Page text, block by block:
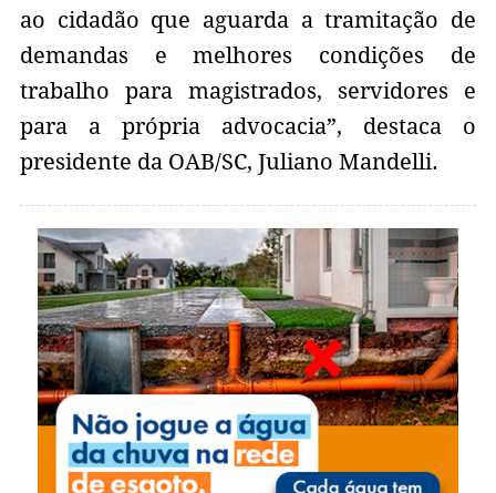
ao cidadão que aguarda a tramitação de
demandas e melhores condições de
trabalho para magistrados, servidores e
para a própria advocacia”, destaca o
presidente da OAB/SC, Juliano Mandelli.